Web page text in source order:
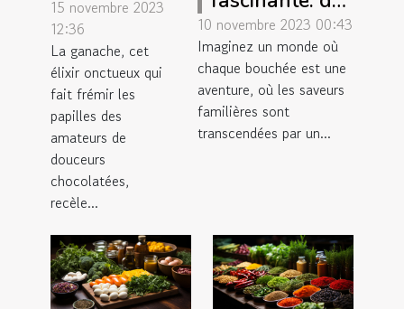
ganache
parfaite
15 novembre 2023
12:36
La ganache, cet
élixir onctueux qui
fait frémir les
papilles des
amateurs de
douceurs
chocolatées,
recèle...
saveurs
insoupçonnées
10 novembre 2023 00:43
Imaginez un monde où
chaque bouchée est une
aventure, où les saveurs
familières sont
transcendées par un...